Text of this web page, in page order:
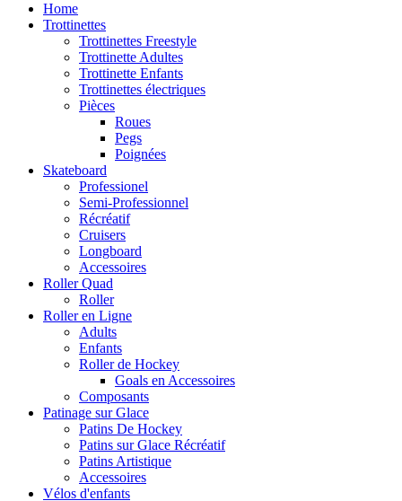
Home
Trottinettes
Trottinettes Freestyle
Trottinette Adultes
Trottinette Enfants
Trottinettes électriques
Pièces
Roues
Pegs
Poignées
Skateboard
Professionel
Semi-Professionnel
Récréatif
Cruisers
Longboard
Accessoires
Roller Quad
Roller
Roller en Ligne
Adults
Enfants
Roller de Hockey
Goals en Accessoires
Composants
Patinage sur Glace
Patins De Hockey
Patins sur Glace Récréatif
Patins Artistique
Accessoires
Vélos d'enfants